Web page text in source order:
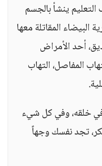
ينشأ بالجسم
البيضاء المقاتلة معها
أحد الأمراض
المفاصل، التهاب
في خلقه، وفي كل شيء
تجد نفسك وجهاً